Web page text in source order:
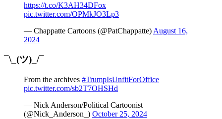
https://t.co/K3AH34DFox
pic.twitter.com/OPMkJO3Lp3
— Chappatte Cartoons (@PatChappatte) August 16,
2024
¯\_(ツ)_/¯
From the archives #TrumpIsUnfitForOffice
pic.twitter.com/sb2T7OHSHd
— Nick Anderson/Political Cartoonist
(@Nick_Anderson_) October 25, 2024